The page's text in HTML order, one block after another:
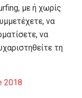
με ή χωρίς
να
να
τη